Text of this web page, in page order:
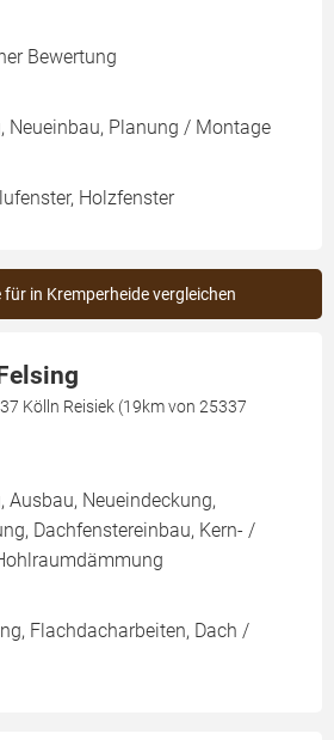
Bewertung
Neueinbau, Planung / Montage
Holzfenster
in Kremperheide vergleichen
Kölln Reisiek (19km von 25337
Ausbau, Neueindeckung,
Dachfenstereinbau, Kern- /
Flachdacharbeiten, Dach /